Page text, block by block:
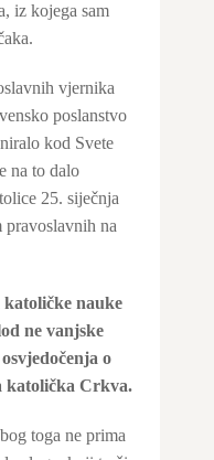
iz kojega sam
vjernika
poslanstvo
kod Svete
na to dalo
25. siječnja
pravoslavnih na
katoličke nauke
ne vanjske
o
katolička Crkva.
toga ne prima